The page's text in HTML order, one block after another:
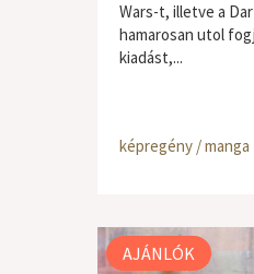
Wars-t, illetve a
hamarosan utol
kiadást,...
képregény / manga
AJÁNLÓK